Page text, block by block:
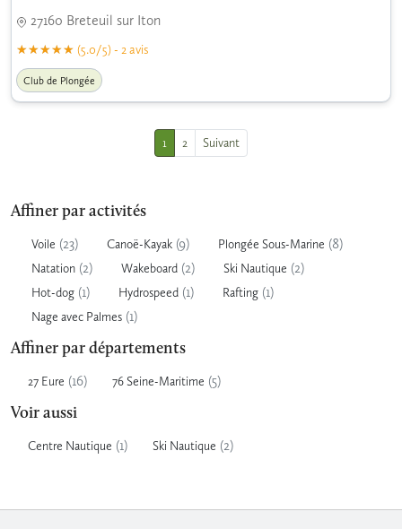
Affiner par activités
Voile (23) Canoë-Kayak (9) Plongée Sous-Marine (8)
Natation (2) Wakeboard (2) Ski Nautique (2)
Hot-dog (1) Hydrospeed (1) Rafting (1)
Nage avec Palmes (1)
Affiner par départements
27 Eure (16) 76 Seine-Maritime (5)
Voir aussi
Centre Nautique (1) Ski Nautique (2)
27160 Breteuil sur Iton
(5.0/5) - 2 avis
Club de Plongée
1 2 Suivant